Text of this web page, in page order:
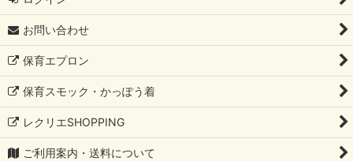
お問い合わせ
保育エプロン
保育スモック・かっぽう着
レクリエSHOPPING
ご利用案内・送料について